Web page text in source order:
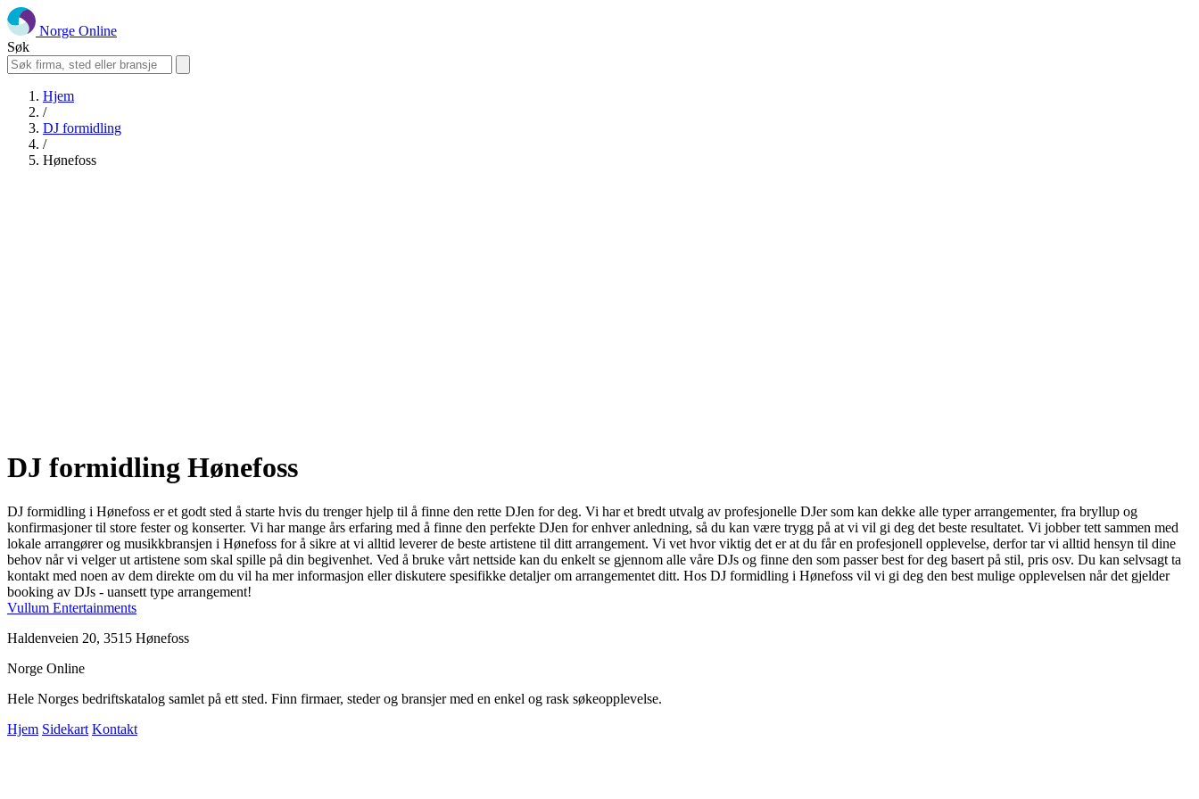
Norge Online
Søk
Hjem
/
DJ formidling
/
Hønefoss
DJ formidling Hønefoss
DJ formidling i Hønefoss er et godt sted å starte hvis du trenger hjelp til å finne den rette DJen for deg. Vi har et bredt utvalg av profesjonelle DJer som kan dekke alle typer arrangementer, fra bryllup og
konfirmasjoner til store fester og konserter. Vi har mange års erfaring med å finne den perfekte DJen for enhver anledning, så du kan være trygg på at vi vil gi deg det beste resultatet. Vi jobber tett sammen med
lokale arrangører og musikkbransjen i Hønefoss for å sikre at vi alltid leverer de beste artistene til ditt arrangement. Vi vet hvor viktig det er at du får en profesjonell opplevelse, derfor tar vi alltid hensyn til dine
behov når vi velger ut artistene som skal spille på din begivenhet. Ved å bruke vårt nettside kan du enkelt se gjennom alle våre DJs og finne den som passer best for deg basert på stil, pris osv. Du kan selvsagt ta
kontakt med noen av dem direkte om du vil ha mer informasjon eller diskutere spesifikke detaljer om arrangementet ditt. Hos DJ formidling i Hønefoss vil vi gi deg den best mulige opplevelsen når det gjelder
booking av DJs - uansett type arrangement!
Vullum Entertainments
Haldenveien 20, 3515 Hønefoss
Norge Online
Hele Norges bedriftskatalog samlet på ett sted. Finn firmaer, steder og bransjer med en enkel og rask søkeopplevelse.
Hjem Sidekart Kontakt